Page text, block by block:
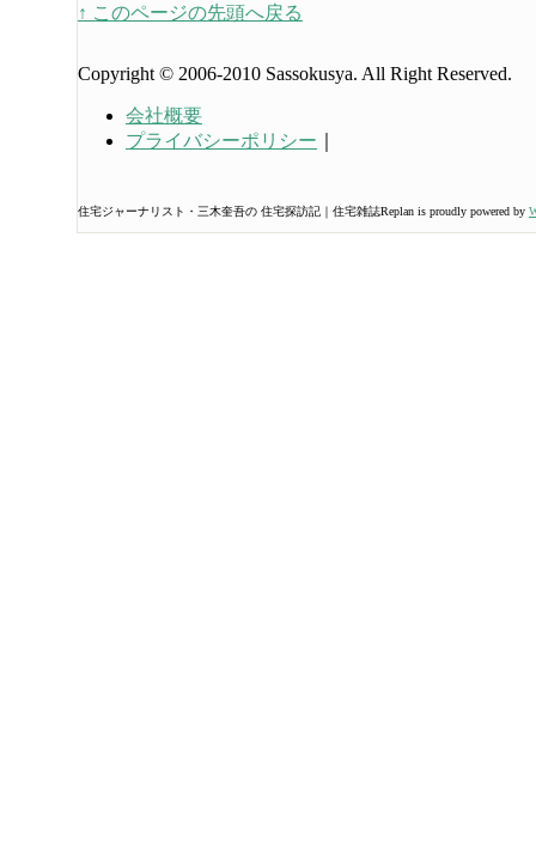
↑ このページの先頭へ戻る
Copyright © 2006-2010 Sassokusya. All Right Reserved.
会社概要
プライバシーポリシー
住宅ジャーナリスト・三木奎吾の 住宅探訪記｜住宅雑誌Replan is proudly powered by